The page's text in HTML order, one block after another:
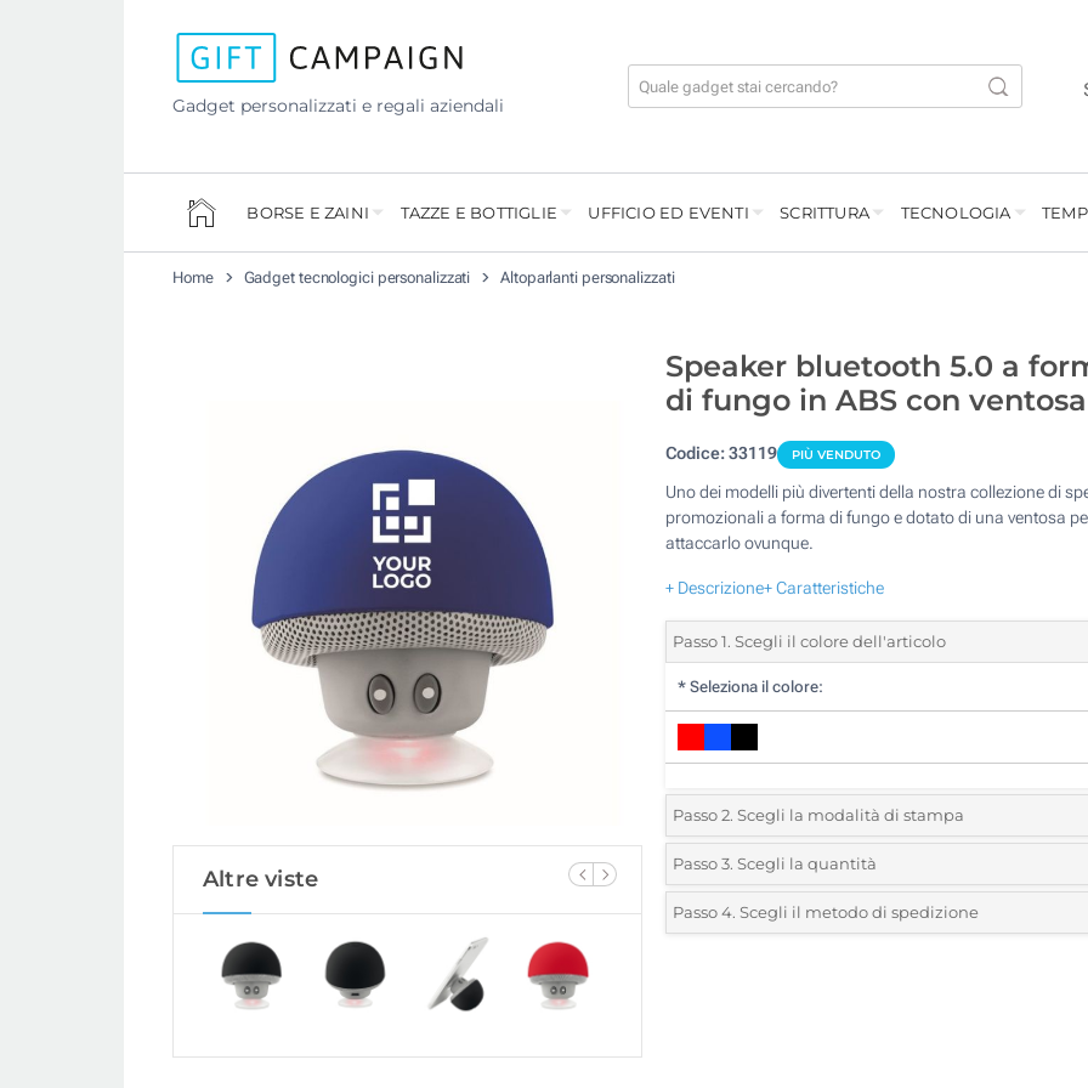
Gadget personalizzati e regali aziendali
BORSE E ZAINI TAZZE E BOTTIGLIE UFFICIO ED EVENTI SCRITTURA TECNOLOGIA
Home Gadget tecnologici personalizzati Altoparlanti personalizzati
Altre viste
Speaker bluetooth 5.0 a
di fungo in ABS con ventosa
Codice: 33119 PIÙ VENDUTO
Uno dei modelli più divertenti della nostra collezione di
promozionali a forma di fungo e dotato di una ventosa
attaccarlo ovunque.
+ Descrizione+ Caratteristiche
Passo 1. Scegli il colore dell'articolo
* Seleziona il colore:
Passo 2. Scegli la modalità di stampa
*Seleziona la posizione di stampa e il colore del vostro
1 Colore (Su un lato)
Passo 3. Scegli la quantità
*Quantità desiderata:
Passo 4. Scegli il metodo di spedizione